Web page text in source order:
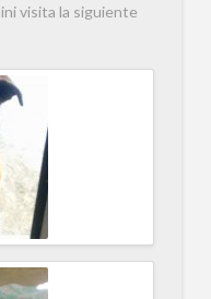
visita la siguiente